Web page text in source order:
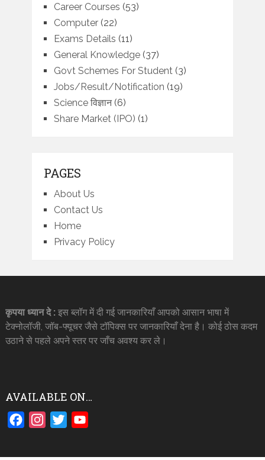
Career Courses (53)
Computer(22)
Exams Details (11)
General Knowledge(37)
Govt Schemes For Student (3)
Jobs/Result/Notification (19)
Science विज्ञान(6)
Share Market (IPO) (1)
PAGES
About Us
Contact Us
Home
Privacy Policy
कृपया ध्यान दे : इस ब्लॉग में दी गई जानकारियाँ आपको आसान भाषा में
टेक्नोलॉजी, जॉब-फ्यूचर जैसे टॉपिक्स पर जानकारियाँ देना है। कोई ठोस कदम
उठाने से पहले अपने स्तर पर जाँच अवश्य कर ले।
AVAILABLE ON…
FacebookInstagram
Twitter